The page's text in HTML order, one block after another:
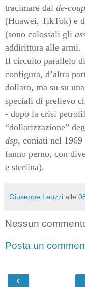
tracimare dal de-
(Huawei, TikTok) e
(sono colossali gli
addirittura alle armi.
Il circuito parallelo
configura, d’altra
dollaro, ma su su
speciali di prelievo
- dopo la crisi
“dollarizzazione”
dsp, coniati nel
fanno perno, con
e sterlina).
Giuseppe Leuzzi alle
Nessun
Posta un
‹